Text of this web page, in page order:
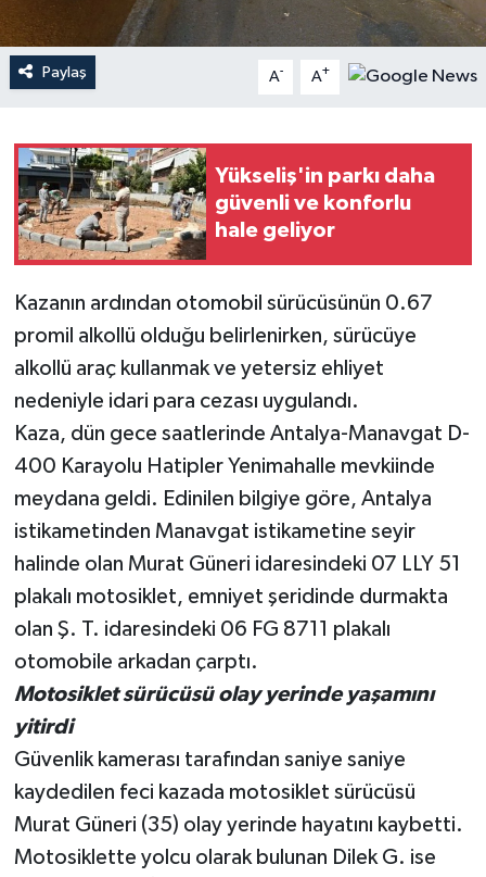
Paylaş A- A+
Yükseliş'in parkı daha
güvenli ve konforlu
hale geliyor
Kazanın ardından otomobil sürücüsünün 0.67
promil alkollü olduğu belirlenirken, sürücüye
alkollü araç kullanmak ve yetersiz ehliyet
nedeniyle idari para cezası uygulandı.
Kaza, dün gece saatlerinde Antalya-Manavgat D-
400 Karayolu Hatipler Yenimahalle mevkiinde
meydana geldi. Edinilen bilgiye göre, Antalya
istikametinden Manavgat istikametine seyir
halinde olan Murat Güneri idaresindeki 07 LLY 51
plakalı motosiklet, emniyet şeridinde durmakta
olan Ş. T. idaresindeki 06 FG 8711 plakalı
otomobile arkadan çarptı.
Motosiklet sürücüsü olay yerinde yaşamını
yitirdi
Güvenlik kamerası tarafından saniye saniye
kaydedilen feci kazada motosiklet sürücüsü
Murat Güneri (35) olay yerinde hayatını kaybetti.
Motosiklette yolcu olarak bulunan Dilek G. ise
Öğle Bülteni
Siyaset
Sosyal medya
Spor
Televizyon
Turizm